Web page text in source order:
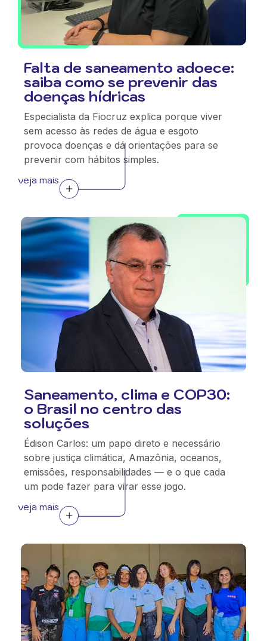
Falta de saneamento adoece:
saiba como se prevenir das
doenças hídricas
Especialista da Fiocruz explica porque viver
sem acesso às redes de água e esgoto
provoca doenças e dá orientações para se
prevenir com hábitos simples.
veja mais
Saneamento, clima e COP30:
o Brasil no centro das
soluções
Édison Carlos: um papo direto e necessário
sobre justiça climática, Amazônia, oceanos,
emissões, responsabilidades — e o que cada
um pode fazer para virar esse jogo.
veja mais